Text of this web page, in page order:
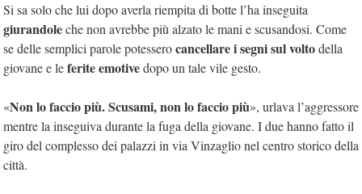
Si sa solo che lui dopo averla riempita di botte l’ha inseguita
giurandoleche non avrebbe più alzato le mani e scusandosi. Come
se delle semplici parole potesserocancellare i segni sul voltodella
giovane e leferite emotivedopo un tale vile gesto.
«Non lo faccio più. Scusami, non lo faccio più», urlava l’aggressore
mentre la inseguiva durante la fuga della giovane. I due hanno fatto il
giro del complesso dei palazzi in via Vinzaglio nel centro storico della
città.